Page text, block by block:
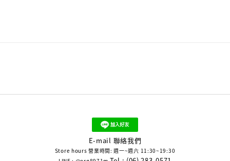
E-mail 聯絡我們
Store hours 營業時間: 週一~週六 11:30~19:30